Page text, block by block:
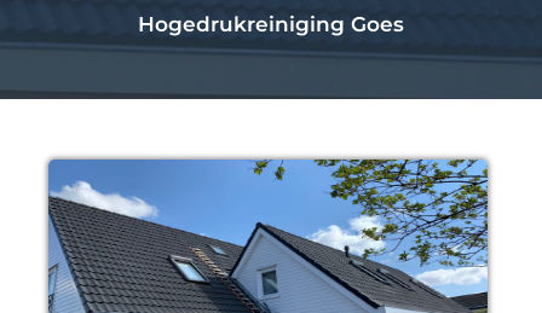
Hogedrukreiniging Goes